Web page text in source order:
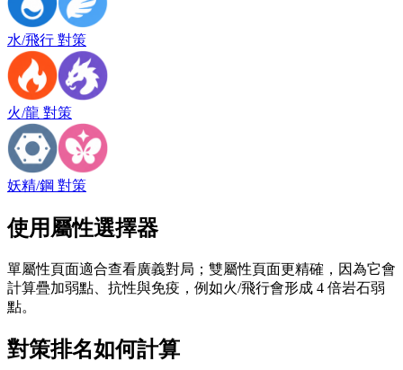
水/飛行 對策
火/龍 對策
妖精/鋼 對策
使用屬性選擇器
單屬性頁面適合查看廣義對局；雙屬性頁面更精確，因為它會
計算疊加弱點、抗性與免疫，例如火/飛行會形成 4 倍岩石弱
點。
對策排名如何計算